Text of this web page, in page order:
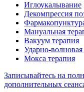
Иглоукалывание
Декомпрессия
Мануальная
Вакуум терапия
Ударно-волновая
Мокса терапия
Записывайтесь на
дополнительных